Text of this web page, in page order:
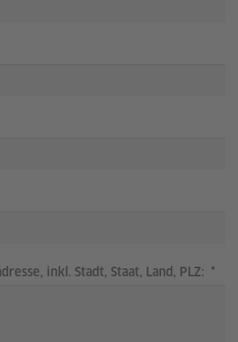
inkl. Stadt, Staat, Land, PLZ: